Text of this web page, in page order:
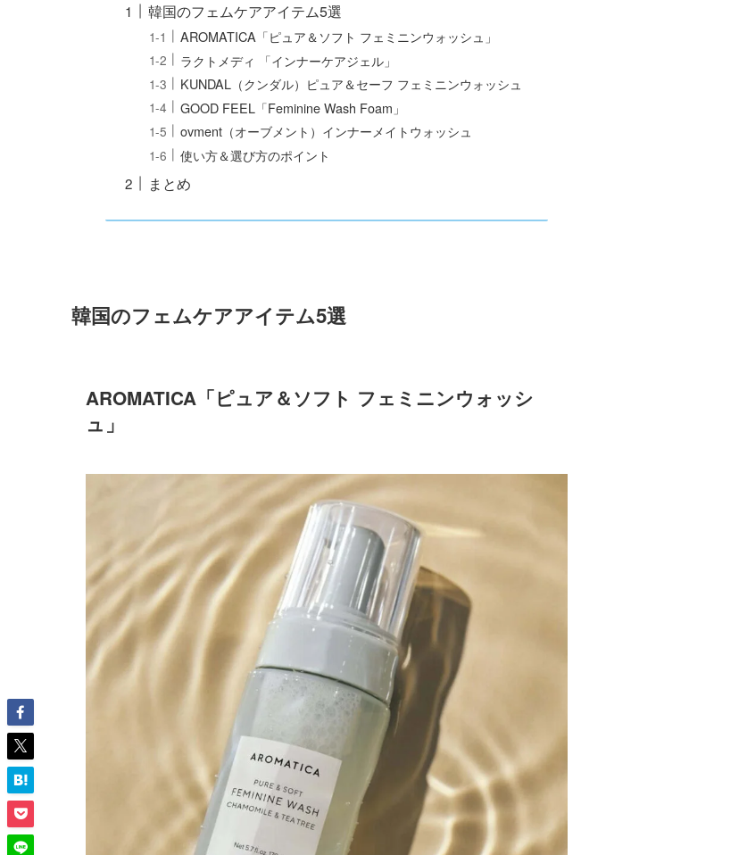
韓国のフェムケアアイテム5選
AROMATICA「ピュア＆ソフト フェミニンウォッシュ」
ラクトメディ 「インナーケアジェル」
KUNDAL（クンダル）ピュア＆セーフ フェミニンウォッシュ
GOOD FEEL「Feminine Wash Foam」
ovment（オーブメント）インナーメイトウォッシュ
使い方＆選び方のポイント
まとめ
韓国のフェムケアアイテム5選
AROMATICA「ピュア＆ソフト フェミニンウォッシ
ュ」